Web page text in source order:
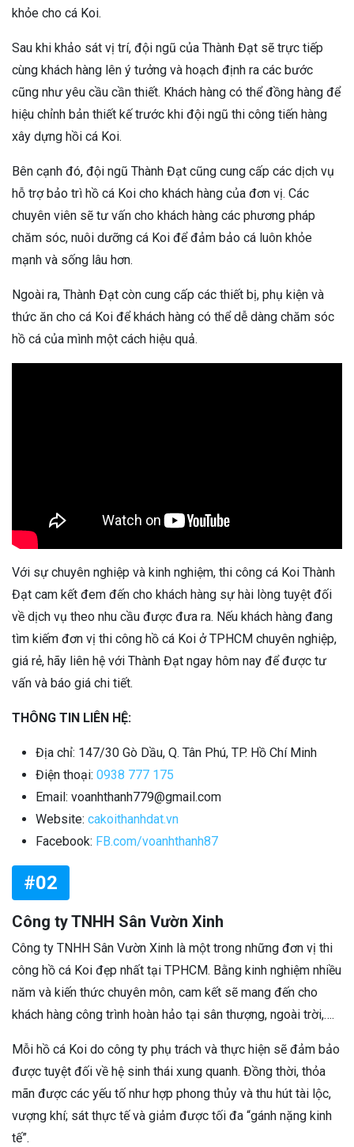
khỏe cho cá Koi.
Sau khi khảo sát vị trí, đội ngũ của Thành Đạt sẽ trực tiếp
cùng khách hàng lên ý tưởng và hoạch định ra các bước
cũng như yêu cầu cần thiết. Khách hàng có thể đồng hàng để
hiệu chỉnh bản thiết kế trước khi đội ngũ thi công tiến hàng
xây dựng hồi cá Koi.
Bên cạnh đó, đội ngũ Thành Đạt cũng cung cấp các dịch vụ
hỗ trợ bảo trì hồ cá Koi cho khách hàng của đơn vị. Các
chuyên viên sẽ tư vấn cho khách hàng các phương pháp
chăm sóc, nuôi dưỡng cá Koi để đảm bảo cá luôn khỏe
mạnh và sống lâu hơn.
Ngoài ra, Thành Đạt còn cung cấp các thiết bị, phụ kiện và
thức ăn cho cá Koi để khách hàng có thể dễ dàng chăm sóc
hồ cá của mình một cách hiệu quả.
Với sự chuyên nghiệp và kinh nghiệm, thi công cá Koi Thành
Đạt cam kết đem đến cho khách hàng sự hài lòng tuyệt đối
về dịch vụ theo nhu cầu được đưa ra. Nếu khách hàng đang
tìm kiếm đơn vị thi công hồ cá Koi ở TPHCM chuyên nghiệp,
giá rẻ, hãy liên hệ với Thành Đạt ngay hôm nay để được tư
vấn và báo giá chi tiết.
THÔNG TIN LIÊN HỆ:
Địa chỉ: 147/30 Gò Dầu, Q. Tân Phú, TP. Hồ Chí Minh
Điện thoại: 0938 777 175
Email: voanhthanh779@gmail.com
Website: cakoithanhdat.vn
Facebook: FB.com/voanhthanh87
#02
Công ty TNHH Sân Vườn Xinh
Công ty TNHH Sân Vườn Xinh là một trong những đơn vị thi
công hồ cá Koi đẹp nhất tại TPHCM. Bằng kinh nghiệm nhiều
năm và kiến thức chuyên môn, cam kết sẽ mang đến cho
khách hàng công trình hoàn hảo tại sân thượng, ngoài trời,….
Mỗi hồ cá Koi do công ty phụ trách và thực hiện sẽ đảm bảo
được tuyệt đối về hệ sinh thái xung quanh. Đồng thời, thỏa
mãn được các yếu tố như hợp phong thủy và thu hút tài lộc,
vượng khí; sát thực tế và giảm được tối đa “gánh nặng kinh
tế”.